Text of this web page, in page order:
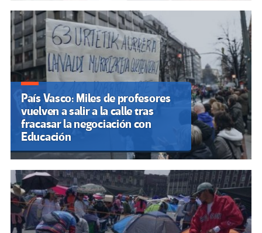
País Vasco: Miles de profesores
vuelven a salir a la calle tras
fracasar la negociación con
Educación